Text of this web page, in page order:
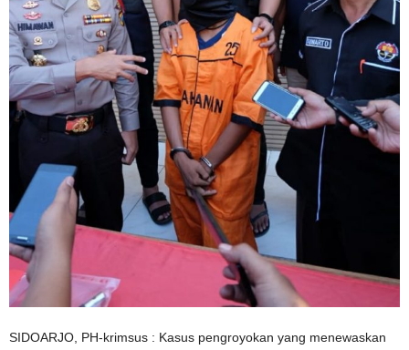
SIDOARJO, PH-krimsus : Kasus pengroyokan yang menewaskan